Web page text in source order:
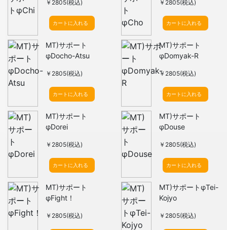
￥2805(税込)
カートに入れる
￥2805(税込)
カートに入れる
MT)サポート
φDocho-Atsu
￥2805(税込)
カートに入れる
MT)サポート
φDomyak-R
￥2805(税込)
カートに入れる
MT)サポート
φDorei
￥2805(税込)
カートに入れる
MT)サポート
φDouse
￥2805(税込)
カートに入れる
MT)サポート
φFight！
￥2805(税込)
MT)サポートφTei-
Kojyo
￥2805(税込)